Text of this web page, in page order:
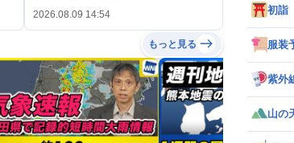
2026.08.09 14:54
もっと見る
初詣
服装
紫外
山の